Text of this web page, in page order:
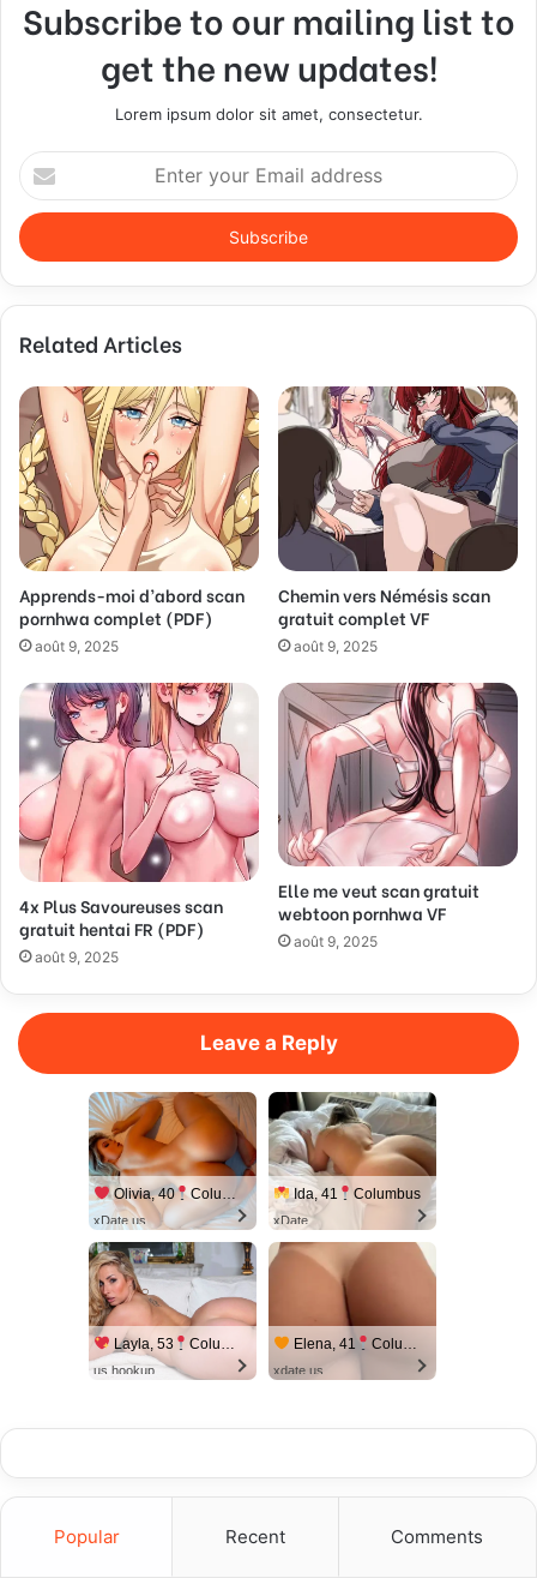
Subscribe to our mailing list to
get the new updates!
Lorem ipsum dolor sit amet, consectetur.
E
n
e
y
u
E
m
a
i
l
a
d
r
e
s
Related Articles
Apprends-moi d’abord scan
pornhwa complet (PDF)
août 9, 2025
Chemin vers Némésis scan
gratuit complet VF
août 9, 2025
4x Plus Savoureuses scan
gratuit hentai FR (PDF)
août 9, 2025
Elle me veut scan gratuit
webtoon pornhwa VF
août 9, 2025
Leave a Reply
Olivia, 40 Columbus
xDate.us
Ida, 41 Columbus
xDate
Layla, 53 Columbus
us.hookup
Elena, 41 Columbus
xdate.us
Popular Recent Comments